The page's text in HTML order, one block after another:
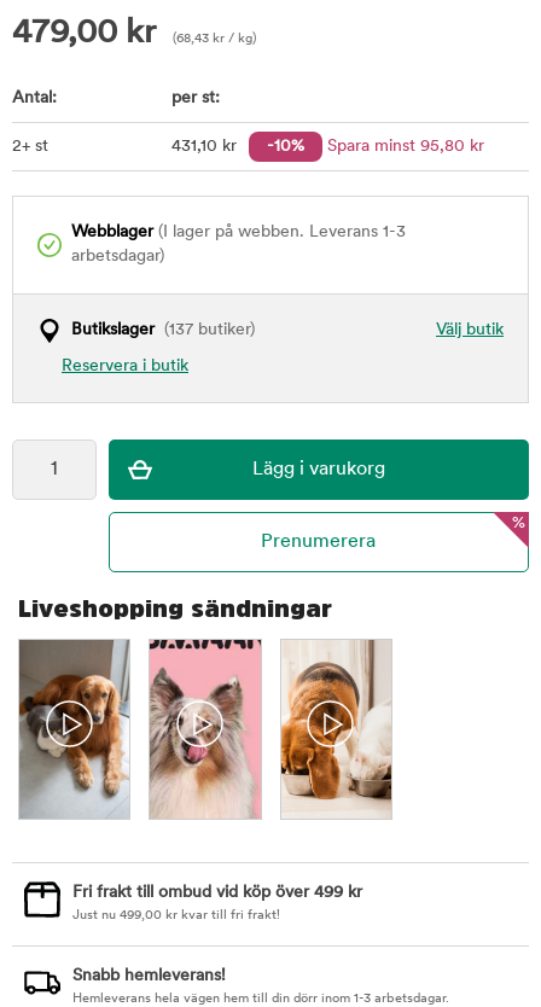
479,00 kr (68,43 kr / kg)
Antal: per st:
2+ st 431,10 kr -10% Spara minst 95,80 kr
Webblager(I lager på webben. Leverans 1-3
arbetsdagar)
Välj butik
Butikslager(137 butiker)
Reservera i butik
%
Liveshopping sändningar
Fri frakt till ombud vid köp över 499 kr
Just nu 499,00 kr kvar till fri frakt!
Snabb hemleverans!
Hemleverans hela vägen hem till din dörr inom 1-3 arbetsdagar.